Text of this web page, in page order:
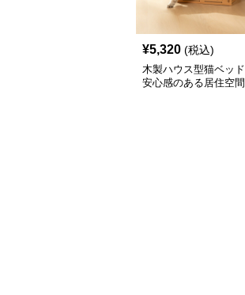
¥5,320 (税込)
木製ハウス型猫ベッド
安心感のある居住空間